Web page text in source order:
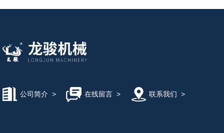
公司简介 > 在线留言> 联系我们 >